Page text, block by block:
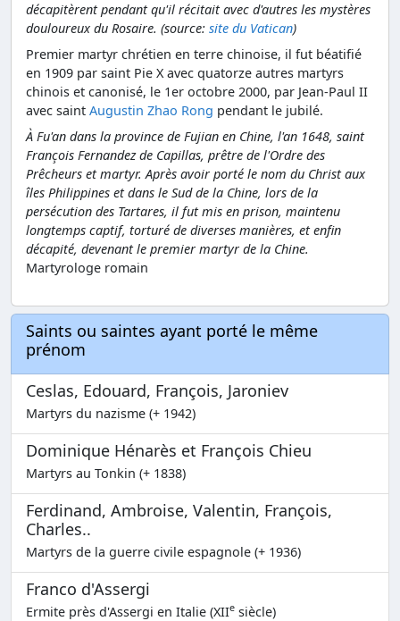
décapitèrent pendant qu'il récitait avec d'autres les mystères
douloureux du Rosaire. (source: site du Vatican)
Premier martyr chrétien en terre chinoise, il fut béatifié
en 1909 par saint Pie X avec quatorze autres martyrs
chinois et canonisé, le 1er octobre 2000, par Jean-Paul II
avec saint Augustin Zhao Rong pendant le jubilé.
À Fu'an dans la province de Fujian en Chine, l'an 1648, saint
François Fernandez de Capillas, prêtre de l'Ordre des
Prêcheurs et martyr. Après avoir porté le nom du Christ aux
îles Philippines et dans le Sud de la Chine, lors de la
persécution des Tartares, il fut mis en prison, maintenu
longtemps captif, torturé de diverses manières, et enfin
décapité, devenant le premier martyr de la Chine.
Martyrologe romain
Saints ou saintes ayant porté le même
prénom
Ceslas, Edouard, François, Jaroniev
Martyrs du nazisme (+ 1942)
Dominique Hénarès et François Chieu
Martyrs au Tonkin (+ 1838)
Ferdinand, Ambroise, Valentin, François,
Charles..
Martyrs de la guerre civile espagnole (+ 1936)
Franco d'Assergi
Ermite près d'Assergi en Italie (XIIe siècle)